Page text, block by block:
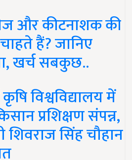
और कीटनाशक की
हैं? जानिए
खर्च सबकुछ..
विश्वविद्यालय में
प्रशिक्षण संपन्न,
शिवराज सिंह चौहान